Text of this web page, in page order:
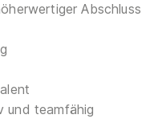
Abschluss
und teamfähig